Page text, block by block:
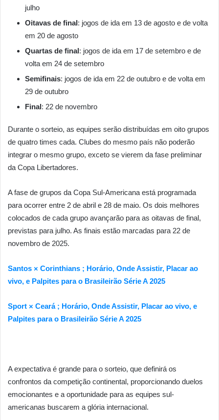
julho
Oitavas de final: jogos de ida em 13 de agosto e de volta
em 20 de agosto
Quartas de final: jogos de ida em 17 de setembro e de
volta em 24 de setembro
Semifinais: jogos de ida em 22 de outubro e de volta em
29 de outubro
Final: 22 de novembro
Durante o sorteio, as equipes serão distribuídas em oito grupos
de quatro times cada. Clubes do mesmo país não poderão
integrar o mesmo grupo, exceto se vierem da fase preliminar
da Copa Libertadores.
A fase de grupos da Copa Sul-Americana está programada
para ocorrer entre 2 de abril e 28 de maio. Os dois melhores
colocados de cada grupo avançarão para as oitavas de final,
previstas para julho. As finais estão marcadas para 22 de
novembro de 2025.
Santos × Corinthians ; Horário, Onde Assistir, Placar ao
vivo, e Palpites para o Brasileirão Série A 2025
Sport × Ceará ; Horário, Onde Assistir, Placar ao vivo, e
Palpites para o Brasileirão Série A 2025
A expectativa é grande para o sorteio, que definirá os
confrontos da competição continental, proporcionando duelos
emocionantes e a oportunidade para as equipes sul-
americanas buscarem a glória internacional.